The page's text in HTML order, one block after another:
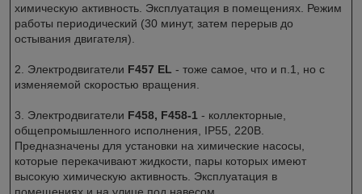
химическую активность. Эксплуатация в помещениях. Режим
работы периодический (30 минут, затем перерыв до
остывания двигателя).
2. Электродвигатели F457 EL - тоже самое, что и п.1, но с
изменяемой скоростью вращения.
3. Электродвигатели F458, F458-1 - коллекторные,
общепромышленного исполнения, IP55, 220В.
Предназначены для установки на химические насосы,
которые перекачивают жидкости, пары которых имеют
высокую химическую активность. Эксплуатация в
помещениях и на улице под навесом.